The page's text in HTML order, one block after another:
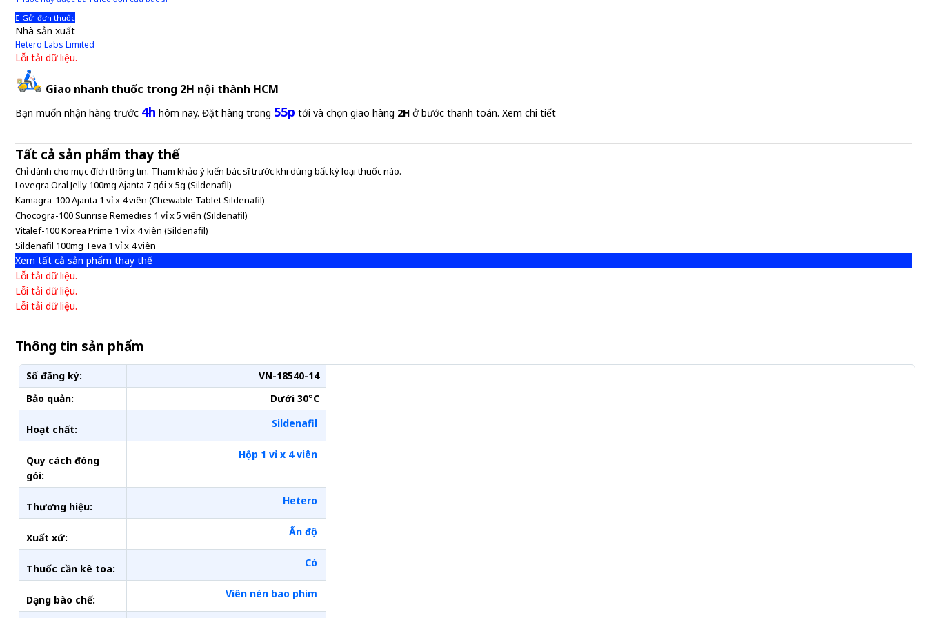
Gửi đơn thuốc
Nhà sản xuất
Hetero Labs Limited
Lỗi tải dữ liệu.
Giao nhanh thuốc trong 2H nội thành HCM
Bạn muốn nhận hàng trước 4h hôm nay. Đặt hàng trong 55p tới và chọn giao hàng 2H ở bước thanh toán. Xem chi tiết
Tất cả sản phẩm thay thế
Chỉ dành cho mục đích thông tin. Tham khảo ý kiến bác sĩ trước khi dùng bất kỳ loại thuốc nào.
Lovegra Oral Jelly 100mg Ajanta 7 gói x 5g (Sildenafil)
Kamagra-100 Ajanta 1 vỉ x 4 viên (Chewable Tablet Sildenafil)
Chocogra-100 Sunrise Remedies 1 vỉ x 5 viên (Sildenafil)
Vitalef-100 Korea Prime 1 vỉ x 4 viên (Sildenafil)
Sildenafil 100mg Teva 1 vỉ x 4 viên
Xem tất cả sản phẩm thay thế
Lỗi tải dữ liệu.
Lỗi tải dữ liệu.
Lỗi tải dữ liệu.
Thông tin sản phẩm
Số đăng ký:
VN-18540-14
Bảo quản:
Dưới 30°C
Hoạt chất: Sildenafil
Quy cách đóng
gói:
Hộp 1 vỉ x 4 viên
Thương hiệu: Hetero
Xuất xứ: Ấn độ
Thuốc cần kê toa: Có
Dạng bào chế: Viên nén bao phim